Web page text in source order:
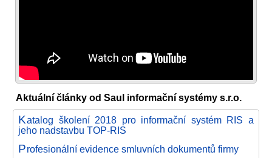
Aktuální články od Saul informační systémy s.r.o.
Katalog školení 2018 pro informační systém RIS a
jeho nadstavbu TOP-RIS
Profesionální evidence smluvních dokumentů firmy